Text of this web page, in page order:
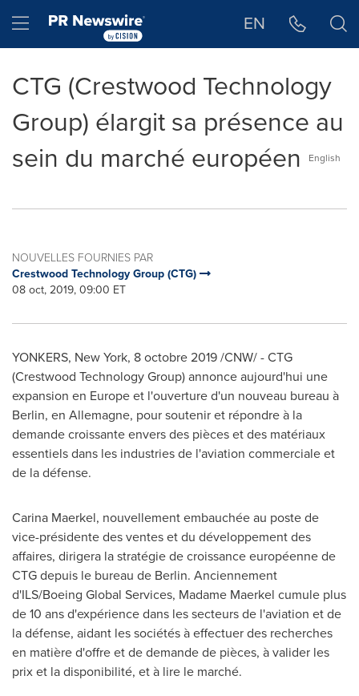
Hamburger menu EN
CTG (Crestwood Technology
Group) élargit sa présence au
sein du marché européen
English
NOUVELLES FOURNIES PAR
Crestwood Technology Group (CTG)
08 oct, 2019, 09:00 ET
YONKERS, New York, 8 octobre 2019 /CNW/ - CTG
(Crestwood Technology Group) annonce aujourd'hui une
expansion en Europeet l'ouverture d'un nouveau bureau à
Berlin, en Allemagne, pour soutenir et répondre à la
demande croissante envers des pièces et des matériaux
essentiels dans les industries de l'aviation commerciale et
de la défense.
Carina Maerkel, nouvellement embauchée au poste de
vice-présidente des ventes et du développement des
affaires, dirigera la stratégie de croissance européenne de
CTG depuis le bureau de Berlin. Anciennement
d'ILS/Boeing Global Services, Madame Maerkel cumule plus
de 10 ans d'expérience dans les secteurs de l'aviation et de
la défense, aidant les sociétés à effectuer des recherches
en matière d'offre et de demande de pièces, à valider les
prix et la disponibilité, et à lire le marché.